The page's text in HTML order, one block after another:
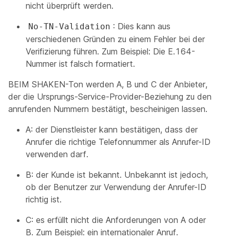
nicht überprüft werden.
No-TN-Validation : Dies kann aus
verschiedenen Gründen zu einem Fehler bei der
Verifizierung führen. Zum Beispiel: Die E.164-
Nummer ist falsch formatiert.
BEIM SHAKEN-Ton werden A, B und C der Anbieter,
der die Ursprungs-Service-Provider-Beziehung zu den
anrufenden Nummern bestätigt, bescheinigen lassen.
A: der Dienstleister kann bestätigen, dass der
Anrufer die richtige Telefonnummer als Anrufer-ID
verwenden darf.
B: der Kunde ist bekannt. Unbekannt ist jedoch,
ob der Benutzer zur Verwendung der Anrufer-ID
richtig ist.
C: es erfüllt nicht die Anforderungen von A oder
B. Zum Beispiel: ein internationaler Anruf.